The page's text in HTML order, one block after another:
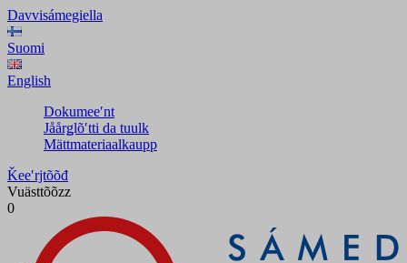
Davvisámegiella
Suomi
English
Dokumeeʹnt
Jåårǥlõʹtti da tuulk
Mättmateriaalkaupp
Ǩeeʹrjtõõđ
Vuästtõõzz
0